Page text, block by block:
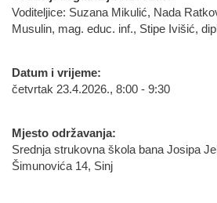
Voditeljice: Suzana Mikulić, Nada
Musulin, mag. educ. inf., Stipe Ivišić,
Datum i vrijeme:
četvrtak 23.4.2026., 8:00 - 9:30
Mjesto održavanja:
Srednja strukovna škola bana Josipa
Šimunovića 14, Sinj